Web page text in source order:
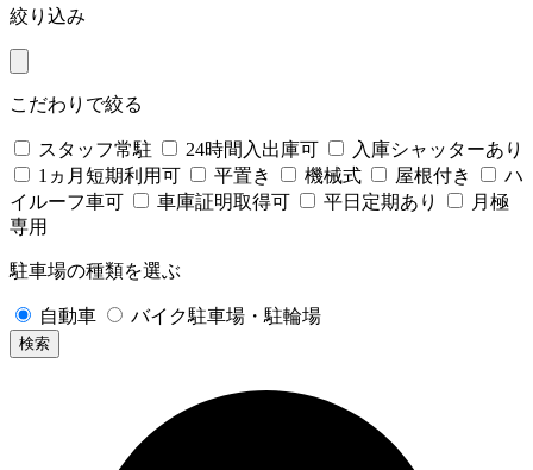
絞り込み
こだわりで絞る
スタッフ常駐 24時間入出庫可
入庫シャッターあり
1ヵ月短期利用可
平置き 機械式 屋根付き
ハ
イルーフ車可
車庫証明取得可 平日定期あり
月極
専用
駐車場の種類を選ぶ
自動車 バイク駐車場・駐輪場
検索